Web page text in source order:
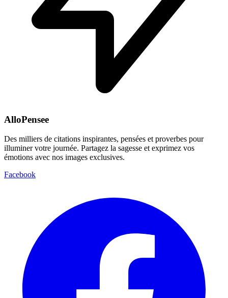
AlloPensee
Des milliers de citations inspirantes, pensées et proverbes pour
illuminer votre journée. Partagez la sagesse et exprimez vos
émotions avec nos images exclusives.
Facebook